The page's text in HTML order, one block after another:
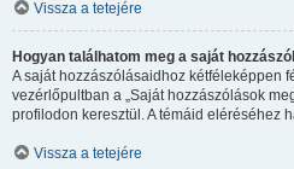
Vissza a tetejére
Hogyan találhatom meg a saját
A saját hozzászólásaidhoz kétféleképpen
vezérlőpultban a „Saját hozzászólások
profilodon keresztül. A témáid eléréséhez
Vissza a tetejére